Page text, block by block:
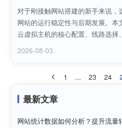
对于刚接触网站搭建的新手来说，
网站的运行稳定性与后期发展。本
云虚拟主机的核心配置、线路选择
2026-08-03
1 ... 23 24
最新文章
网站统计数据如何分析？提升流量